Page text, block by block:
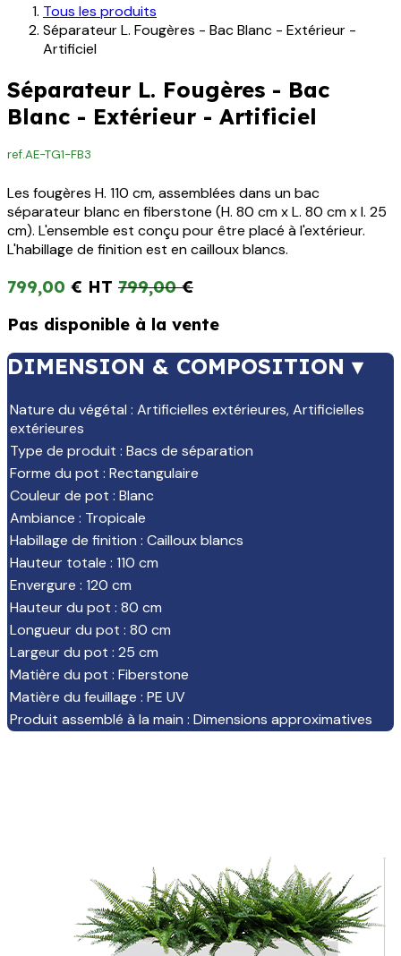
Tous les produits
Séparateur L. Fougères - Bac Blanc - Extérieur -
Artificiel
Séparateur L. Fougères - Bac
Blanc - Extérieur - Artificiel
ref.AE-TG1-FB3
Les fougères H. 110 cm, assemblées dans un bac
séparateur blanc en fiberstone (H. 80 cm x L. 80 cm x l. 25
cm). L'ensemble est conçu pour être placé à l'extérieur.
L'habillage de finition est en cailloux blancs.
799,00 € 799,00€
Pas disponible à la vente
DIMENSION & COMPOSITION ▾
Nature du végétal : Artificielles extérieures,Artificielles
extérieures
Type de produit : Bacs de séparation
Forme du pot : Rectangulaire
Couleur de pot : Blanc
Ambiance : Tropicale
Habillage de finition : Cailloux blancs
Hauteur totale : 110 cm
Envergure : 120 cm
Hauteur du pot : 80 cm
Longueur du pot : 80 cm
Largeur du pot : 25 cm
Matière du pot : Fiberstone
Matière du feuillage : PE UV
Produit assemblé à la main : Dimensions approximatives